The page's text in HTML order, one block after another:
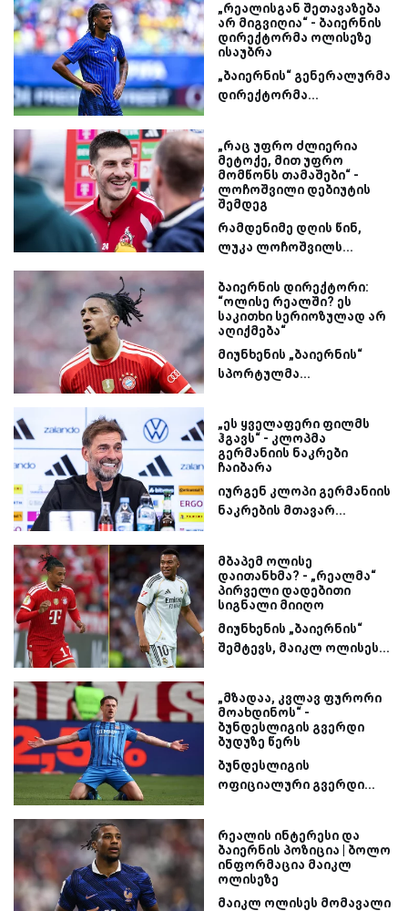
„რეალისგან შეთავაზება
არ მიგვიღია“ - ბაიერნის
დირექტორმა ოლისეზე
ისაუბრა
„ბაიერნის“ გენერალურმა
დირექტორმა...
„რაც უფრო ძლიერია
მეტოქე, მით უფრო
მომწონს თამაშები“ -
ლოჩოშვილი დებიუტის
შემდეგ
რამდენიმე დღის წინ,
ლუკა ლოჩოშვილს...
ბაიერნის დირექტორი:
“ოლისე რეალში? ეს
საკითხი სერიოზულად არ
აღიქმება“
მიუნხენის „ბაიერნის“
სპორტულმა...
„ეს ყველაფერი ფილმს
ჰგავს“ - კლოპმა
გერმანიის ნაკრები
ჩაიბარა
იურგენ კლოპი გერმანიის
ნაკრების მთავარ...
მბაპემ ოლისე
დაითანხმა? - „რეალმა“
პირველი დადებითი
სიგნალი მიიღო
მიუნხენის „ბაიერნის“
შემტევს, მაიკლ ოლისეს...
„მზადაა, კვლავ ფურორი
მოახდინოს“ -
ბუნდესლიგის გვერდი
ბუდუზე წერს
ბუნდესლიგის
ოფიციალური გვერდი...
რეალის ინტერესი და
ბაიერნის პოზიცია | ბოლო
ინფორმაცია მაიკლ
ოლისეზე
მაიკლ ოლისეს მომავალი